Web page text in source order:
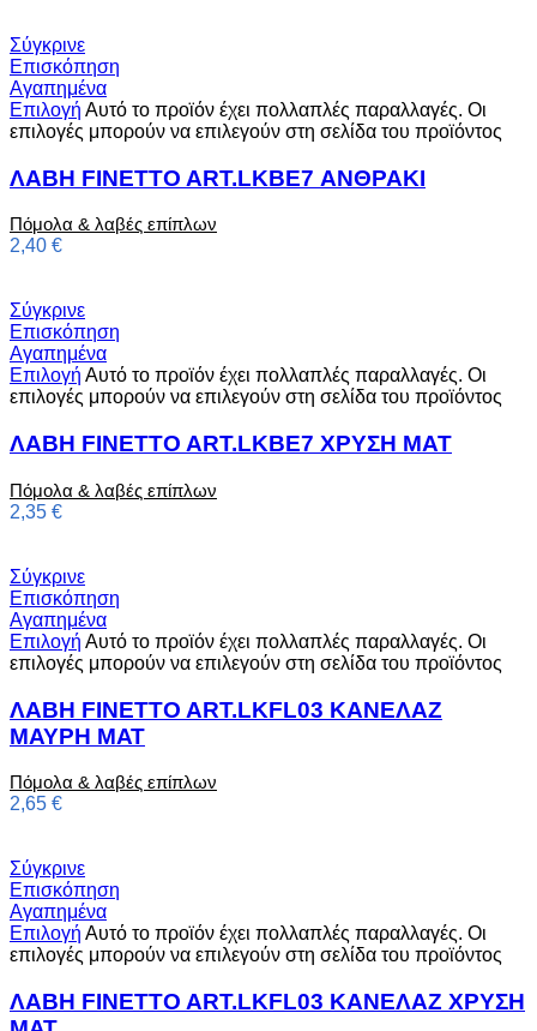
Σύγκρινε
Επισκόπηση
Αγαπημένα
Επιλογή Αυτό το προϊόν έχει πολλαπλές παραλλαγές. Οι
επιλογές μπορούν να επιλεγούν στη σελίδα του προϊόντος
ΛΑΒΗ FINETTO ART.LKBE7 ΑΝΘΡΑΚΙ
Πόμολα & λαβές επίπλων
2,40 €
Σύγκρινε
Επισκόπηση
Αγαπημένα
Επιλογή Αυτό το προϊόν έχει πολλαπλές παραλλαγές. Οι
επιλογές μπορούν να επιλεγούν στη σελίδα του προϊόντος
ΛΑΒΗ FINETTO ART.LKBE7 ΧΡΥΣΗ MAT
Πόμολα & λαβές επίπλων
2,35 €
Σύγκρινε
Επισκόπηση
Αγαπημένα
Επιλογή Αυτό το προϊόν έχει πολλαπλές παραλλαγές. Οι
επιλογές μπορούν να επιλεγούν στη σελίδα του προϊόντος
ΛΑΒΗ FINETTO ART.LKFL03 ΚΑΝΕΛΑΖ
ΜΑΥΡΗ ΜΑΤ
Πόμολα & λαβές επίπλων
2,65 €
Σύγκρινε
Επισκόπηση
Αγαπημένα
Επιλογή Αυτό το προϊόν έχει πολλαπλές παραλλαγές. Οι
επιλογές μπορούν να επιλεγούν στη σελίδα του προϊόντος
ΛΑΒΗ FINETTO ART.LKFL03 ΚΑΝΕΛΑΖ ΧΡΥΣΗ